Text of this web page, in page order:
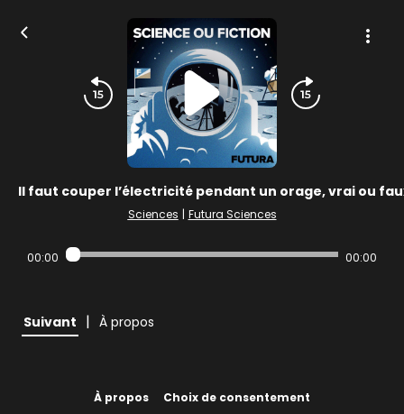
Il faut couper l’électricité pendant un orage, vrai ou
Sciences | Futura Sciences
00:00 00:00
Suivant | À propos
À propos Choix de consentement